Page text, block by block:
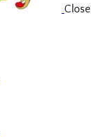
Close